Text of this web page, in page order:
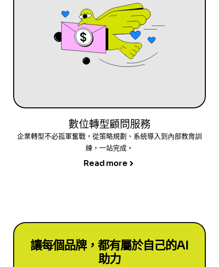
數位轉型顧問服務
企業轉型不必孤軍奮戰，從策略規劃、系統導入到內部教育訓
練，一站完成。
Read more
讓每個品牌，都有屬於自己的AI
助力